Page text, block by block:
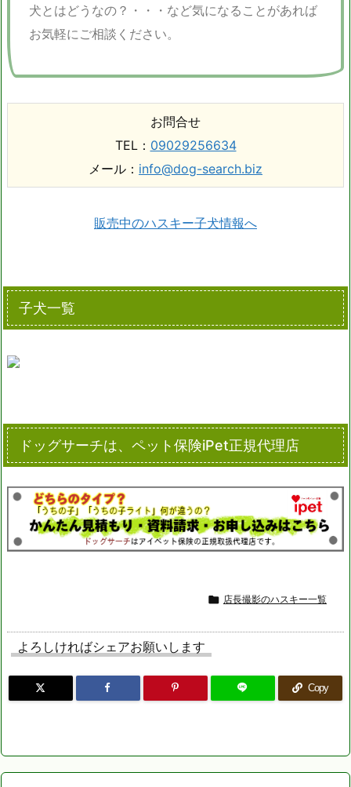
犬とはどうなの？・・・など気になることがあれば
お気軽にご相談ください。
お問合せ
TEL： 09029256634
メール： info@dog-search.biz
販売中のハスキー子犬情報へ
子犬一覧
ドッグサーチは、ペット保険iPet正規代理店
 店長撮影のハスキー一覧
よろしければシェアお願いします
Copy